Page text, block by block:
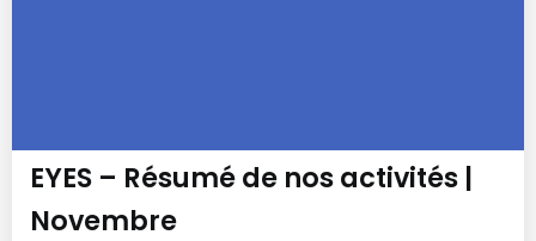
EYES – Résumé de nos activités |
Novembre